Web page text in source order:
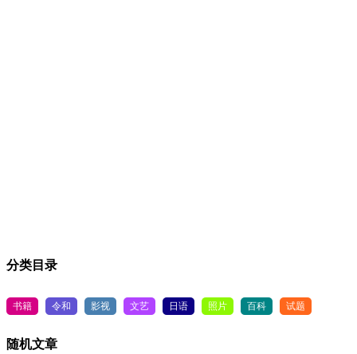
分类目录
书籍 令和 影视 文艺 日语 照片 百科 试题
随机文章